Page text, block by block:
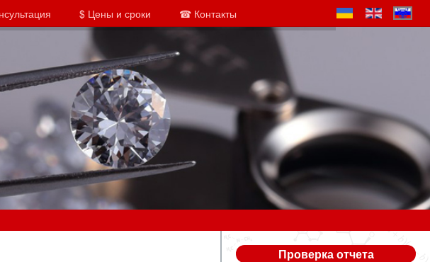
$ Цены и сроки ☎ Контакты
Проверка отчета